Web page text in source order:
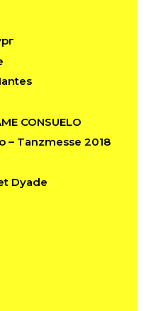
CONSUELO
– Tanzmesse 2018
Dyade